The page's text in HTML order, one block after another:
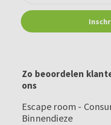
Zo beoordelen
ons
Escape room -
Binnendieze